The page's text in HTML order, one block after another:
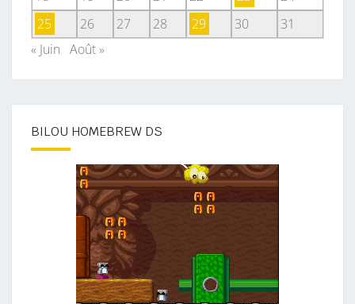
25
26 27 28 29 30
31
« Juin Août »
BILOU HOMEBREW DS